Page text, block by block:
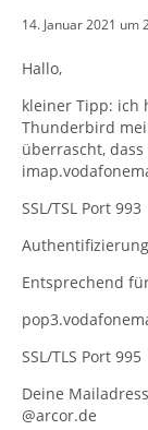
14. Januar 2021 um
Hallo,
kleiner Tipp: ich
Thunderbird
überrascht,
SSL/TSL Port 993
Entsprechend
SSL/TLS Port 995
Deine
@arcor.de